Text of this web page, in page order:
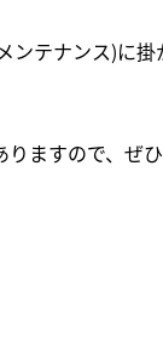
テナンス)に
ますので、ぜ